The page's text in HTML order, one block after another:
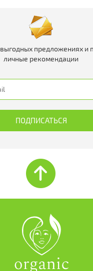
предложениях и
личные рекомендации